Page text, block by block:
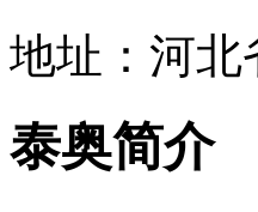
地址：河北
泰奥简介